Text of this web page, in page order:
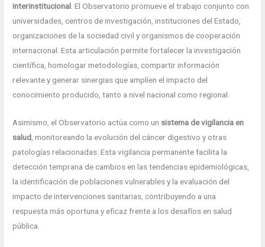
interinstitucional . El Observatorio promueve el trabajo conjunto con
universidades, centros de investigación, instituciones del Estado,
organizaciones de la sociedad civil y organismos de cooperación
internacional. Esta articulación permite fortalecer la investigación
científica, homologar metodologías, compartir información
relevante y generar sinergias que amplíen el impacto del
conocimiento producido, tanto a nivel nacional como regional.
Asimismo, el Observatorio actúa como un sistema de vigilancia en
salud , monitoreando la evolución del cáncer digestivo y otras
patologías relacionadas. Esta vigilancia permanente facilita la
detección temprana de cambios en las tendencias epidemiológicas,
la identificación de poblaciones vulnerables y la evaluación del
impacto de intervenciones sanitarias, contribuyendo a una
respuesta más oportuna y eficaz frente a los desafíos en salud
pública.